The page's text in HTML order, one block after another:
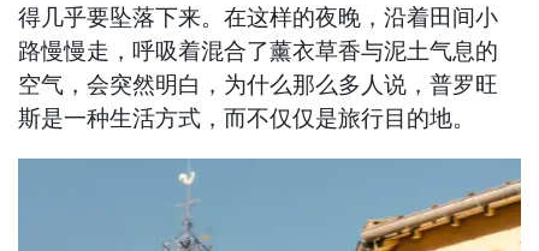
得几乎要坠落下来。在这样的夜晚，沿着田间小
路慢慢走，呼吸着混合了薰衣草香与泥土气息的
空气，会突然明白，为什么那么多人说，普罗旺
斯是一种生活方式，而不仅仅是旅行目的地。